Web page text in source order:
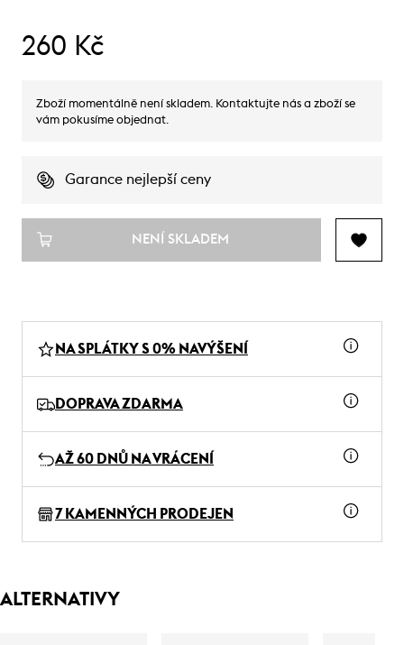
260 Kč
Zboží momentálně není skladem. Kontaktujte nás a zboží se
vám pokusíme objednat.
Garance nejlepší ceny
NENÍ SKLADEM
NA SPLÁTKY S 0% NAVÝŠENÍ
DOPRAVA ZDARMA
AŽ 60 DNŮ NA VRÁCENÍ
7 KAMENNÝCH PRODEJEN
ALTERNATIVY